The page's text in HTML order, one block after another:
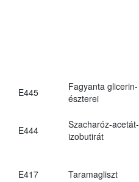
E445
Fagyanta glicerin-
észterei
E444
Szacharóz-acetát-
izobutirát
E417 Taramagliszt